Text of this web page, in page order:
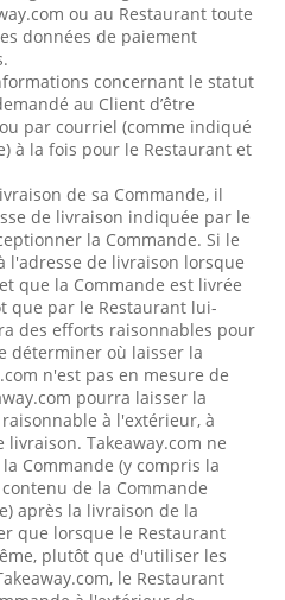
ou au Restaurant toute
données de paiement
concernant le statut
au Client d’être
par courriel (comme indiqué
à la fois pour le Restaurant et
de sa Commande, il
de livraison indiquée par le
la Commande. Si le
l'adresse de livraison lorsque
que la Commande est livrée
que par le Restaurant lui-
des efforts raisonnables pour
déterminer où laisser la
n'est pas en mesure de
pourra laisser la
à l'extérieur, à
Takeaway.com ne
Commande (y compris la
de la Commande
après la livraison de la
que lorsque le Restaurant
plutôt que d'utiliser les
le Restaurant